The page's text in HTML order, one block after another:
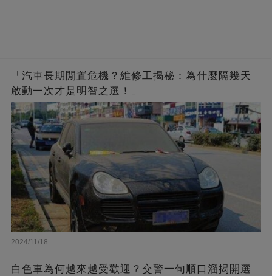
「汽車長期閒置危機？維修工揭秘：為什麼隔幾天
啟動一次才是明智之選！」
2024/11/18
白色車為何越來越受歡迎？交警一句順口溜揭開選